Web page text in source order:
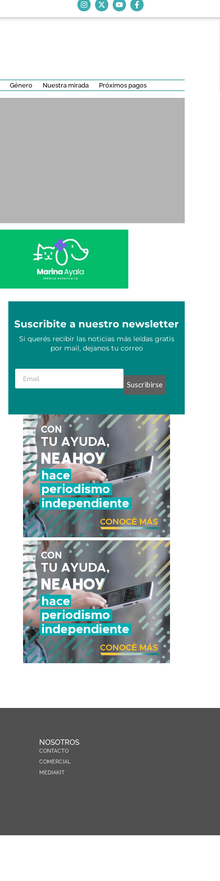
Género Nuestra mirada Próximos pagos
Suscribite a nuestro newsletter
Si querés recibir las noticias más leídas gratis
por mail, dejanos tu correo
Suscribirse
NOSOTROS
CONTACTO
COMERCIAL
MEDIAKIT